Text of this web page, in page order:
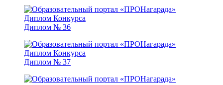
Диплом № 36
Диплом № 37